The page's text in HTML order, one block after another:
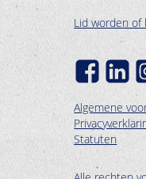
Lid worden of
Algemene
Statuten